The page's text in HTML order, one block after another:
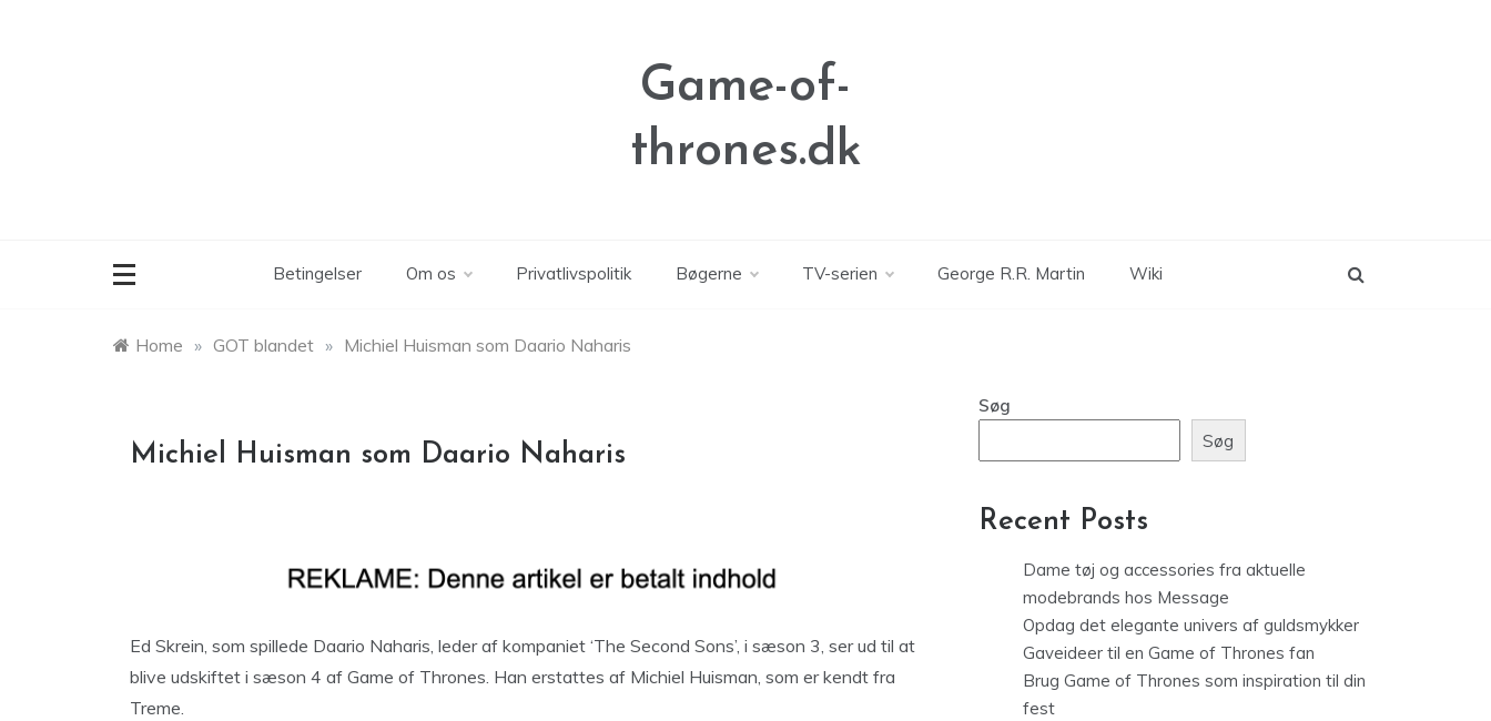
Game-of-
thrones.dk
Betingelser Om os Privatlivspolitik Bøgerne TV-serien George R.R. Martin Wiki
Home » GOT blandet » Michiel Huisman som Daario Naharis
Michiel Huisman som Daario Naharis
Ed Skrein, som spillede Daario Naharis, leder af kompaniet ‘The Second Sons’, i sæson 3, ser ud til at
blive udskiftet i sæson 4 af Game of Thrones. Han erstattes af Michiel Huisman, som er kendt fra
Treme.
Søg
Søg
Recent Posts
Dame tøj og accessories fra aktuelle
modebrands hos Message
Opdag det elegante univers af guldsmykker
Gaveideer til en Game of Thrones fan
Brug Game of Thrones som inspiration til din
fest